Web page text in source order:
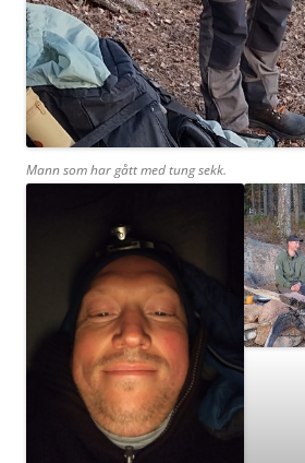
Mann som har gått med tung sekk.